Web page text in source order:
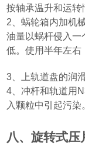
按轴承温升和运转
2 、蜗轮箱内加机
油量以蜗杆侵入一
低。使用半年左右
3 、上轨道盘的润
4 、冲杆和轨道用
入颗粒中引起污染
八、旋转式压